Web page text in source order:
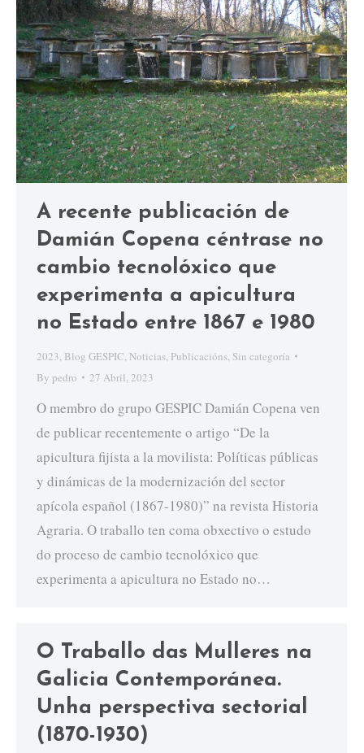
A recente publicación de
Damián Copena céntrase no
cambio tecnolóxico que
experimenta a apicultura
no Estado entre 1867 e 1980
2023 Blog GESPIC Noticias Publicacións Sin categoría
By pedro 27 Abril, 2023
O membro do grupo GESPIC Damián Copena ven
de publicar recentemente o artigo “De la
apicultura fijista a la movilista: Políticas públicas
y dinámicas de la modernización del sector
apícola español (1867-1980)” na revista Historia
Agraria. O traballo ten coma obxectivo o estudo
do proceso de cambio tecnolóxico que
experimenta a apicultura no Estado no…
O Traballo das Mulleres na
Galicia Contemporánea.
Unha perspectiva sectorial
(1870-1930)